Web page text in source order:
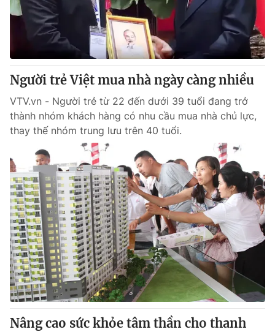
Người trẻ Việt mua nhà ngày càng nhiều
VTV.vn - Người trẻ từ 22 đến dưới 39 tuổi đang trở
thành nhóm khách hàng có nhu cầu mua nhà chủ lực,
thay thế nhóm trung lưu trên 40 tuổi.
Nâng cao sức khỏe tâm thần cho thanh